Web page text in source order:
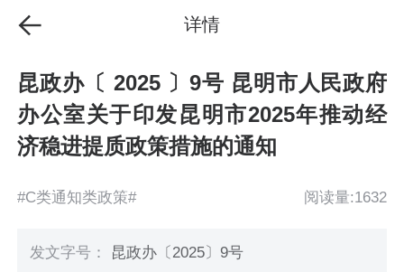
详情
昆政办〔 2025 〕9号 昆明市人民政府
办公室关于印发昆明市2025年推动经
济稳进提质政策措施的通知
#C类通知类政策# 阅读量:1632
发文字号： 昆政办〔2025〕9号